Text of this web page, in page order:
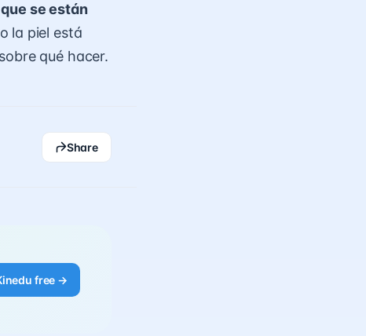
se están
la piel está
qué hacer.
Share
free →